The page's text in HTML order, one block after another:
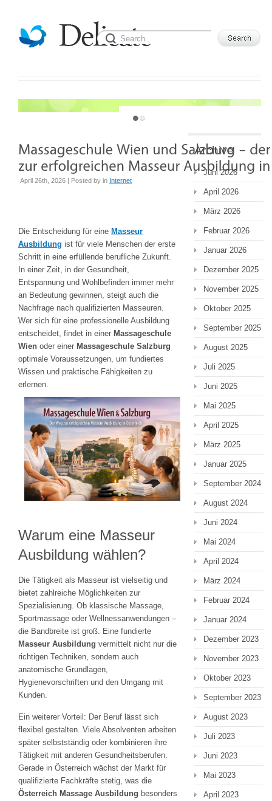
JUST ANOTHER WORDPRESS SITE
April 26th, 2026 | Posted by in Internet
Die Entscheidung für eine Masseur
Ausbildung ist für viele Menschen der erste
Schritt in eine erfüllende berufliche Zukunft.
In einer Zeit, in der Gesundheit,
Entspannung und Wohlbefinden immer mehr
an Bedeutung gewinnen, steigt auch die
Nachfrage nach qualifizierten Masseuren.
Wer sich für eine professionelle Ausbildung
entscheidet, findet in einer Massageschule
Wien oder einer Massageschule Salzburg
optimale Voraussetzungen, um fundiertes
Wissen und praktische Fähigkeiten zu
erlernen.
Warum eine Masseur
Ausbildung wählen?
Die Tätigkeit als Masseur ist vielseitig und
bietet zahlreiche Möglichkeiten zur
Spezialisierung. Ob klassische Massage,
Sportmassage oder Wellnessanwendungen –
die Bandbreite ist groß. Eine fundierte
Masseur Ausbildung vermittelt nicht nur die
richtigen Techniken, sondern auch
anatomische Grundlagen,
Hygienevorschriften und den Umgang mit
Kunden.
Ein weiterer Vorteil: Der Beruf lässt sich
flexibel gestalten. Viele Absolventen arbeiten
später selbstständig oder kombinieren ihre
Tätigkeit mit anderen Gesundheitsberufen.
Gerade in Österreich wächst der Markt für
qualifizierte Fachkräfte stetig, was die
Österreich Massage Ausbildung besonders
Archive
Juni 2026
April 2026
März 2026
Februar 2026
Januar 2026
Dezember 2025
November 2025
Oktober 2025
September 2025
August 2025
Juli 2025
Juni 2025
Mai 2025
April 2025
März 2025
Januar 2025
September 2024
August 2024
Juni 2024
Mai 2024
April 2024
März 2024
Februar 2024
Januar 2024
Dezember 2023
November 2023
Oktober 2023
September 2023
August 2023
Juli 2023
Juni 2023
Mai 2023
April 2023